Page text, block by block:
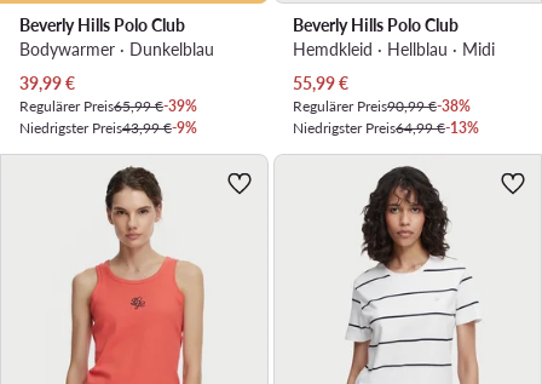
Beverly Hills Polo Club
Bodywarmer · Dunkelblau
Aktueller Preis
39,99€
Regulärer Preis65,99 €-39%
Niedrigster Preis43,99 €-9%
Beverly Hills Polo Club
Hemdkleid · Hellblau · Midi
Aktueller Preis
55,99€
Regulärer Preis90,99 €-38%
Niedrigster Preis64,99 €-13%